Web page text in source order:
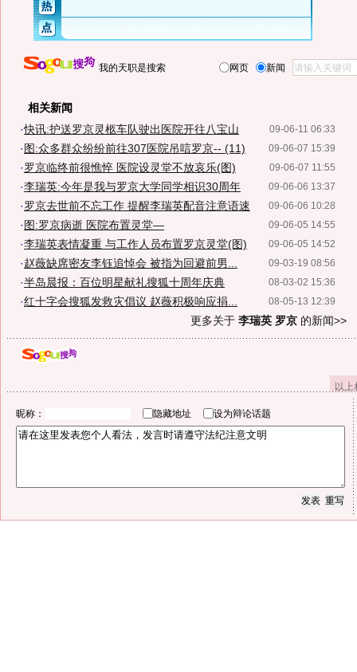
我的天职是搜索 网页 新闻
相关新闻
09-06-11 06:33
·快讯:护送罗京灵柩车队驶出医院开往八宝山
09-06-07 15:39
· 图:众多群众纷纷前往307医院吊唁罗京-- (11)
09-06-07 11:55
·罗京临终前很憔悴 医院设灵堂不放哀乐(图)
09-06-06 13:37
·李瑞英:今年是我与罗京大学同学相识30周年
09-06-06 10:28
·罗京去世前不忘工作 提醒李瑞英配音注意语速
09-06-05 14:55
· 图:罗京病逝 医院布置灵堂—
09-06-05 14:52
·李瑞英表情凝重 与工作人员布置罗京灵堂(图)
09-03-19 08:56
·赵薇缺席密友李钰追悼会 被指为回避前男...
08-03-02 15:36
·半岛晨报：百位明星献礼搜狐十周年庆典
08-05-13 12:39
·红十字会搜狐发救灾倡议 赵薇积极响应捐...
更多关于 李瑞英 罗京 的新闻>>
以
昵称： 隐藏地址 设为辩论话题